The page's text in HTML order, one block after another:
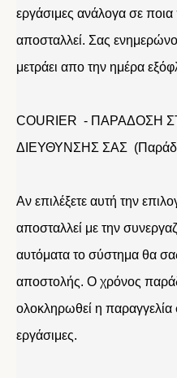
εργάσιμες ανάλογα σε ποια
αποσταλλεί. Σας
μετράει απο την ημέρα
COURIER - ΠΑΡΑΔΟΣΗ
ΔΙΕΥΘΥΝΣΗΣ ΣΑΣ
Αν επιλέξετε αυτή την
αποσταλλεί με την
αυτόματα το σύστημα θα
αποστολής. Ο χρόνος
ολοκληρωθεί η παραγγελία
εργάσιμες.